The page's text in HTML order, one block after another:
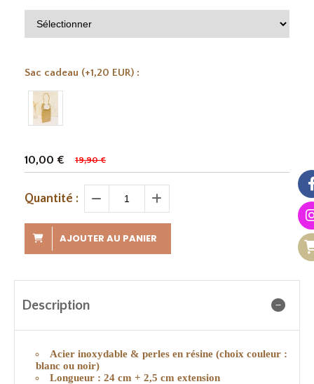
Sac cadeau (+1,20 EUR) :
10,00 € 19,90 €
Quantité :
AJOUTER AU PANIER
Description
Acier inoxydable & perles en résine (choix couleur :
blanc ou noir)
Longueur : 24 cm + 2,5 cm extension